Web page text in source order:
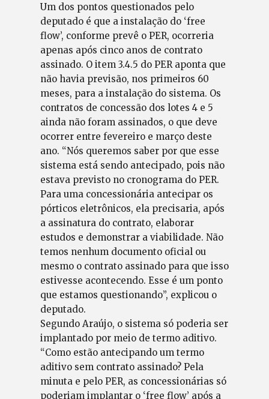
Um dos pontos questionados pelo
deputado é que a instalação do ‘free
flow’, conforme prevê o PER, ocorreria
apenas após cinco anos de contrato
assinado. O item 3.4.5 do PER aponta que
não havia previsão, nos primeiros 60
meses, para a instalação do sistema. Os
contratos de concessão dos lotes 4 e 5
ainda não foram assinados, o que deve
ocorrer entre fevereiro e março deste
ano. “Nós queremos saber por que esse
sistema está sendo antecipado, pois não
estava previsto no cronograma do PER.
Para uma concessionária antecipar os
pórticos eletrônicos, ela precisaria, após
a assinatura do contrato, elaborar
estudos e demonstrar a viabilidade. Não
temos nenhum documento oficial ou
mesmo o contrato assinado para que isso
estivesse acontecendo. Esse é um ponto
que estamos questionando”, explicou o
deputado.
Segundo Araújo, o sistema só poderia ser
implantado por meio de termo aditivo.
“Como estão antecipando um termo
aditivo sem contrato assinado? Pela
minuta e pelo PER, as concessionárias só
poderiam implantar o ‘free flow’ após a